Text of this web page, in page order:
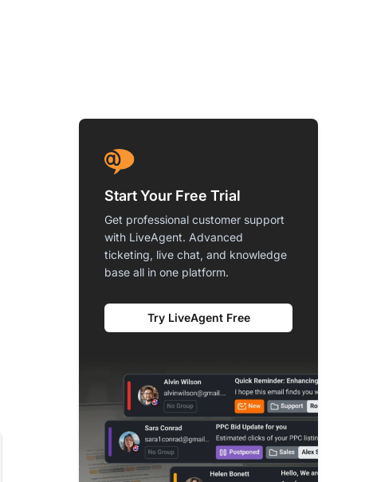
Start Your Free Trial
Get professional customer support
with LiveAgent. Advanced
ticketing, live chat, and knowledge
base all in one platform.
Try LiveAgent Free